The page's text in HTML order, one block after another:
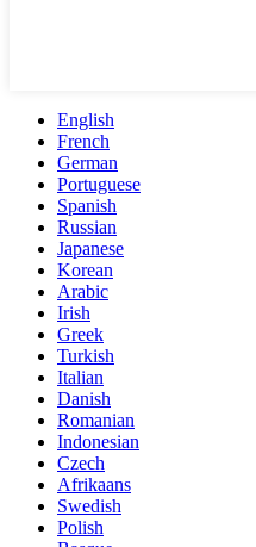
English
French
German
Portuguese
Spanish
Russian
Japanese
Korean
Arabic
Irish
Greek
Turkish
Italian
Danish
Romanian
Indonesian
Czech
Afrikaans
Swedish
Polish